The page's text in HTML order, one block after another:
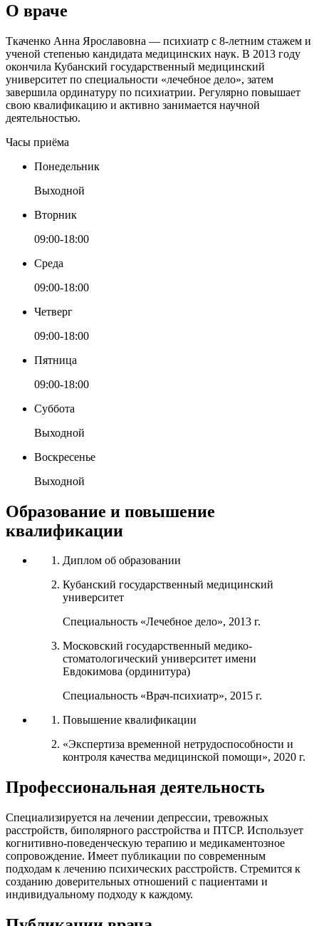
О враче
Ткаченко Анна Ярославовна — психиатр с 8-летним стажем и
ученой степенью кандидата медицинских наук. В 2013 году
окончила Кубанский государственный медицинский
университет по специальности «лечебное дело», затем
завершила ординатуру по психиатрии. Регулярно повышает
свою квалификацию и активно занимается научной
деятельностью.
Часы приёма
Понедельник
Выходной
Вторник
09:00-18:00
Среда
09:00-18:00
Четверг
09:00-18:00
Пятница
09:00-18:00
Суббота
Выходной
Воскресенье
Выходной
Образование и повышение
квалификации
Диплом об образовании
Кубанский государственный медицинский
университет
Cпециальность «Лечебное дело», 2013 г.
Московский государственный медико-
стоматологический университет имени
Евдокимова (ординитура)
Cпециальность «Врач-психиатр», 2015 г.
Повышение квалификации
«Экспертиза временной нетрудоспособности и
контроля качества медицинской помощи», 2020 г.
Профессиональная деятельность
Специализируется на лечении депрессии, тревожных
расстройств, биполярного расстройства и ПТСР. Использует
когнитивно-поведенческую терапию и медикаментозное
сопровождение. Имеет публикации по современным
подходам к лечению психических расстройств. Стремится к
созданию доверительных отношений с пациентами и
индивидуальному подходу к каждому.